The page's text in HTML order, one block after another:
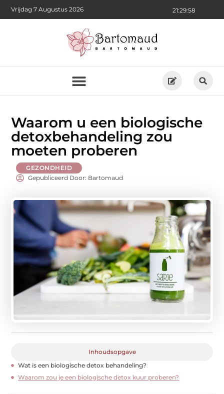
21:30:00
Vrijdag 7 Augustus 2026
Waarom u een biologische
detoxbehandeling zou
moeten proberen
GEZONDHEID
Gepubliceerd Door: Bartomaud
Inhoudsopgave
Wat is een biologische detox behandeling?
Waarom zou je een biologische detox kuur proberen?